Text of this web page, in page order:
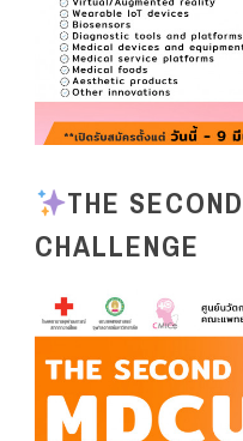
THE
CHALLENGE